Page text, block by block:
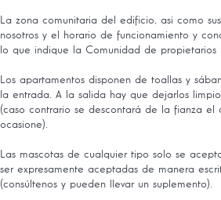
La zona comunitaria del edificio, asi como
nosotros y el horario de funcionamiento y
lo que indique la Comunidad de propietarios
Los apartamentos disponen de toallas y
la entrada. A la salida hay que dejarlos
(caso contrario se descontará de la fianza el
ocasione).
Las mascotas de cualquier tipo solo se
ser expresamente aceptadas de manera
(consúltenos y pueden llevar un suplemento).